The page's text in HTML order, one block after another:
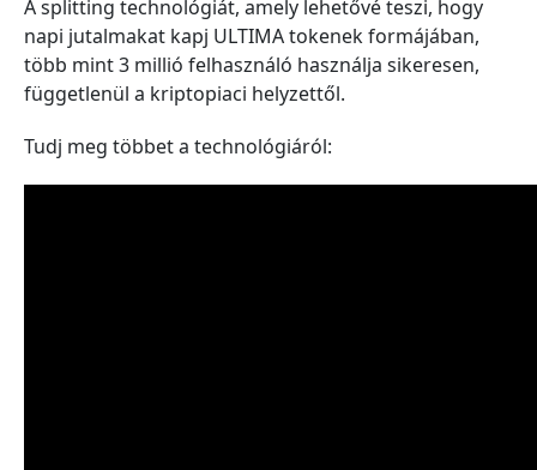
A splitting technológiát, amely lehetővé teszi, hogy
napi jutalmakat kapj ULTIMA tokenek formájában,
több mint 3 millió felhasználó használja sikeresen,
függetlenül a kriptopiaci helyzettől.
Tudj meg többet a technológiáról: